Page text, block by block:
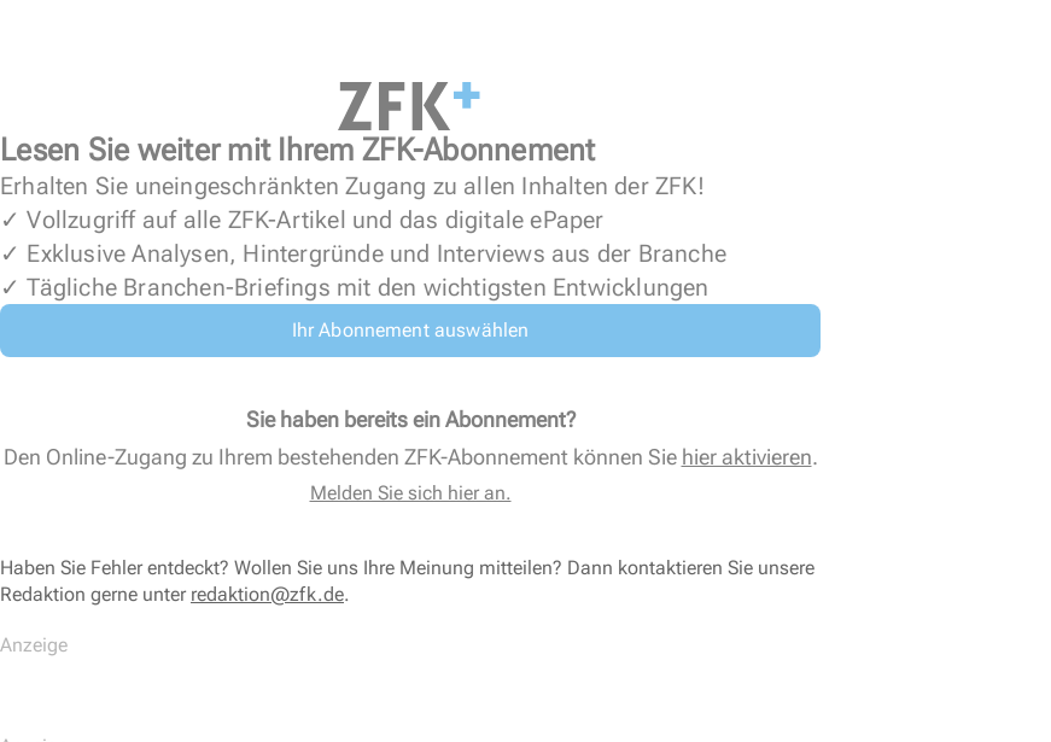
Lesen Sie weiter mit Ihrem ZFK-Abonnement
Erhalten Sie uneingeschränkten Zugang zu allen Inhalten der ZFK!
✓ Vollzugriff auf alle ZFK-Artikel und das digitale ePaper
✓ Exklusive Analysen, Hintergründe und Interviews aus der Branche
✓ Tägliche Branchen-Briefings mit den wichtigsten Entwicklungen
Ihr Abonnement auswählen
Sie haben bereits ein Abonnement?
Den Online-Zugang zu Ihrem bestehenden ZFK-Abonnement können Sie hier aktivieren.
Melden Sie sich hier an.
Haben Sie Fehler entdeckt? Wollen Sie uns Ihre Meinung mitteilen? Dann kontaktieren Sie unsere
Redaktion gerne unter redaktion@zfk.de.